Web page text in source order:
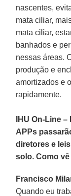
nascentes,
mata ciliar,
mata ciliar,
banhados e
nessas áreas.
produção e
amortizados e
rapidamente.
IHU On-Line–
APPs
diretores e
solo. Como
Francisco
Quando eu